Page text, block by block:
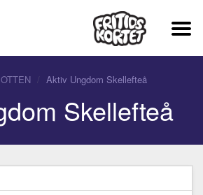
Aktiv Ungdom Skellefteå
Skellefteå